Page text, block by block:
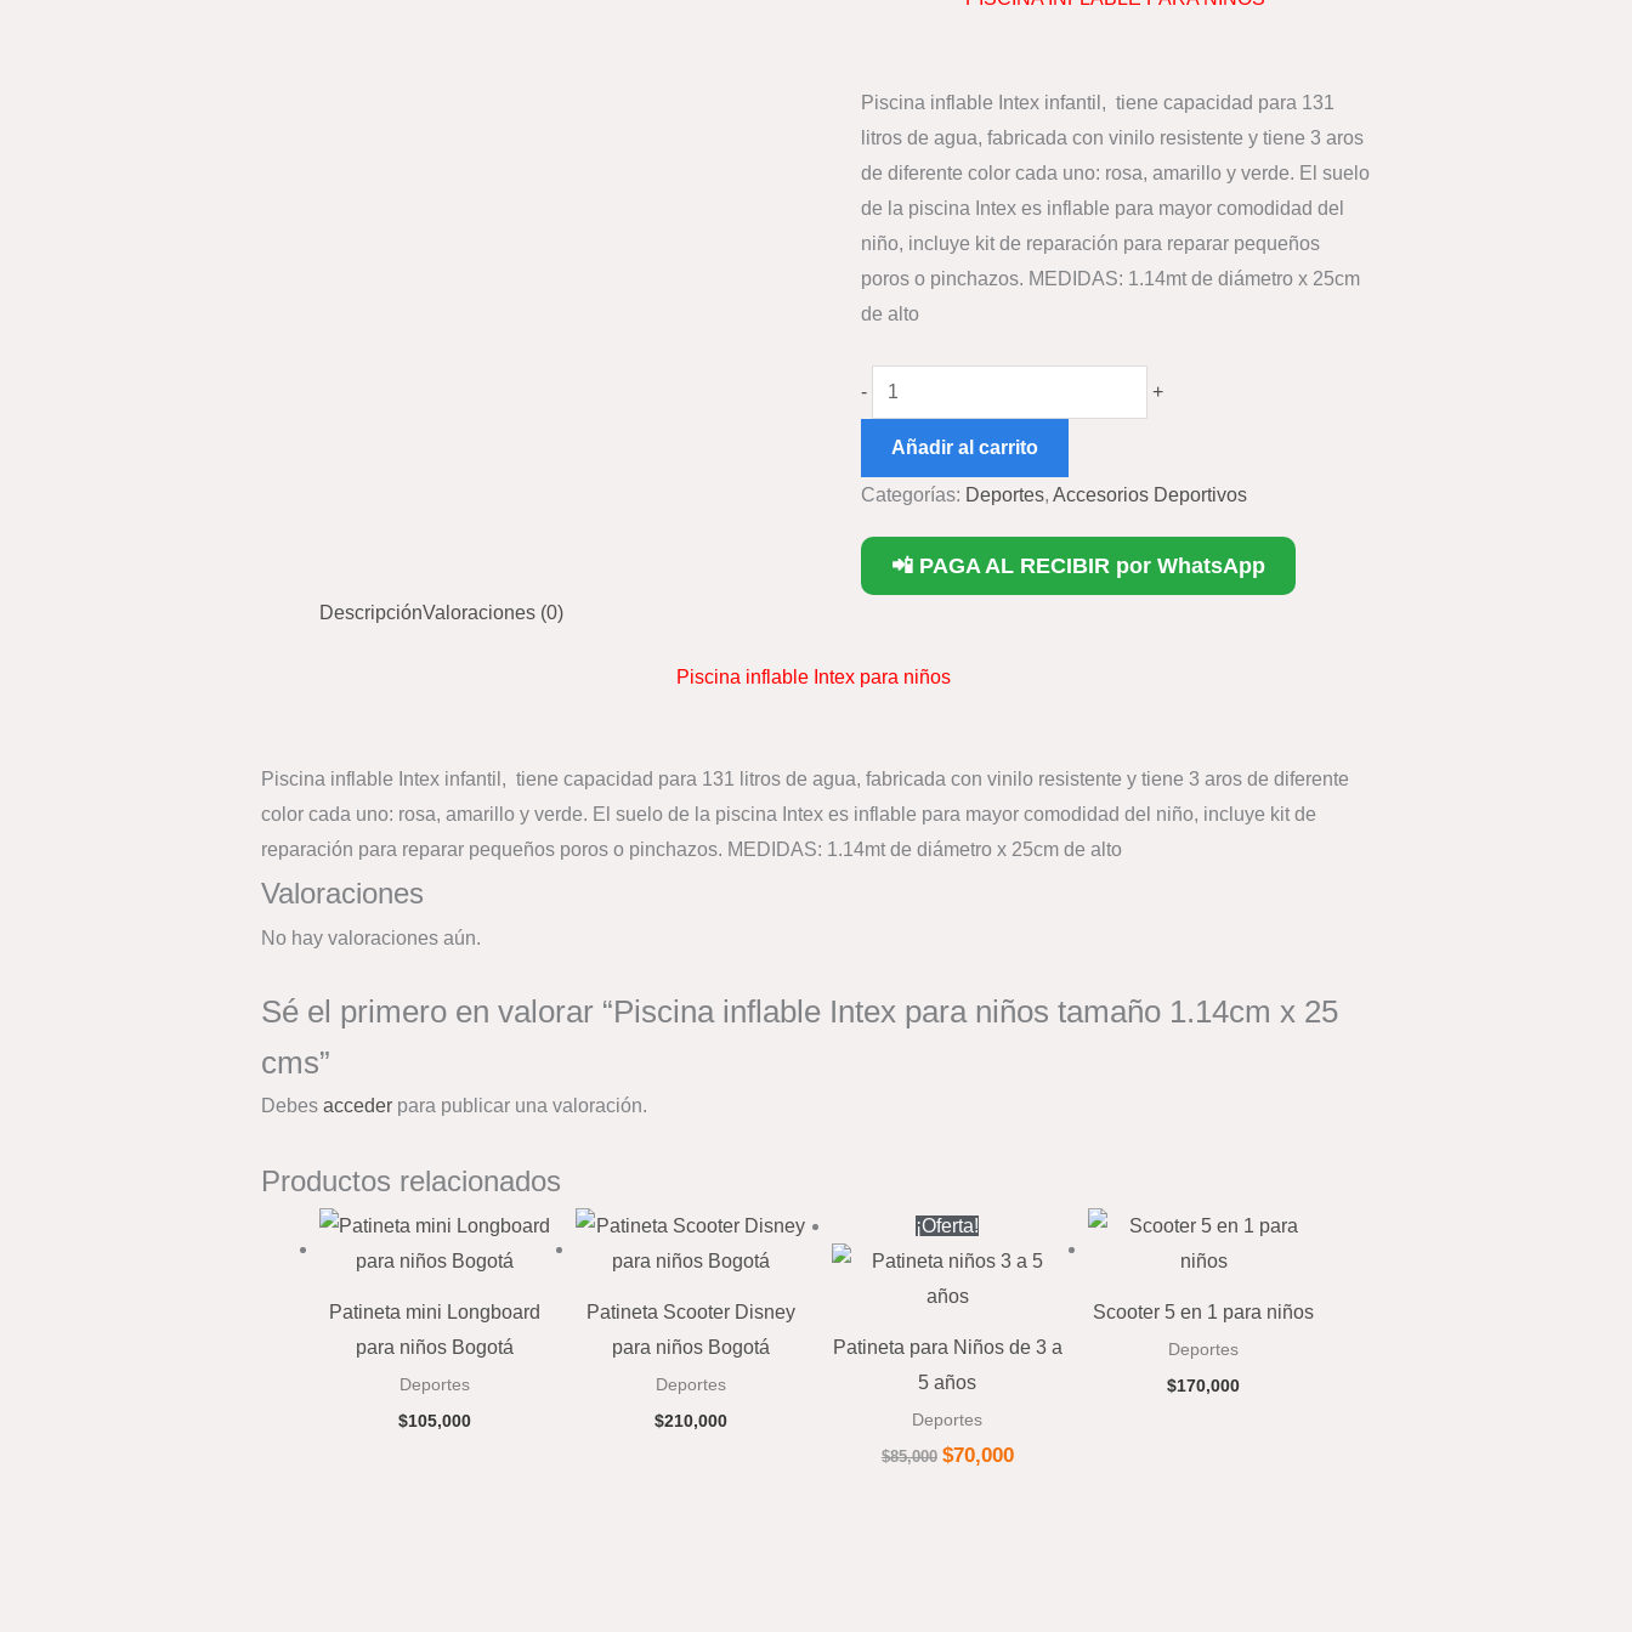
Piscina inflable Intex infantil, tiene capacidad para 131
litros de agua, fabricada con vinilo resistente y tiene 3 aros
de diferente color cada uno: rosa, amarillo y verde. El suelo
de la piscina Intex es inflable para mayor comodidad del
niño, incluye kit de reparación para reparar pequeños
poros o pinchazos. MEDIDAS: 1.14mt de diámetro x 25cm
de alto
- +
Añadir al carrito
Categorías: Deportes, Accesorios Deportivos
📲 PAGA AL RECIBIR por WhatsApp
DescripciónValoraciones (0)
Piscina inflable Intex para niños
Piscina inflable Intex infantil, tiene capacidad para 131 litros de agua, fabricada con vinilo resistente y tiene 3 aros de diferente
color cada uno: rosa, amarillo y verde. El suelo de la piscina Intex es inflable para mayor comodidad del niño, incluye kit de
reparación para reparar pequeños poros o pinchazos. MEDIDAS: 1.14mt de diámetro x 25cm de alto
Valoraciones
No hay valoraciones aún.
Sé el primero en valorar “Piscina inflable Intex para niños tamaño 1.14cm x 25
cms”
Debes acceder para publicar una valoración.
Productos relacionados
Patineta mini Longboard
para niños Bogotá
Deportes
$105,000
Patineta Scooter Disney
para niños Bogotá
Deportes
$210,000
¡Oferta!
Patineta para Niños de 3 a
5 años
Deportes
$85,000
El
precio
original
$85,000.
$70,000
actual
Scooter 5 en 1 para niños
Deportes
$170,000